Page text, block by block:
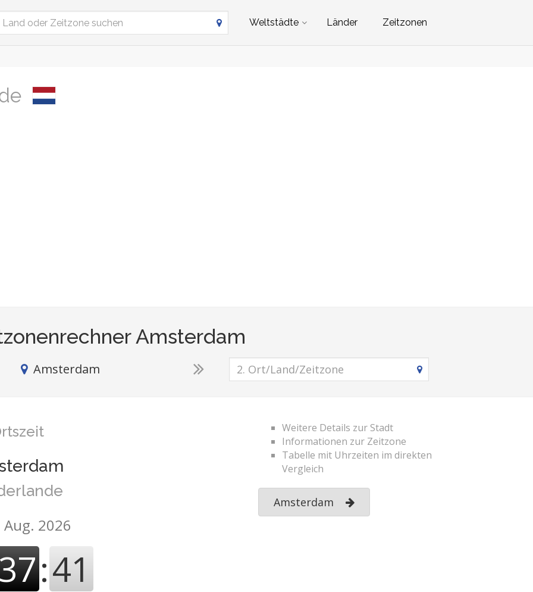
Weltstädte Länder Zeitzonen
Amsterdam
Amsterdam
Aug. 2026
:42
Weitere Details zur Stadt
Informationen zur Zeitzone
Tabelle mit Uhrzeiten im direkten
Vergleich
Amsterdam